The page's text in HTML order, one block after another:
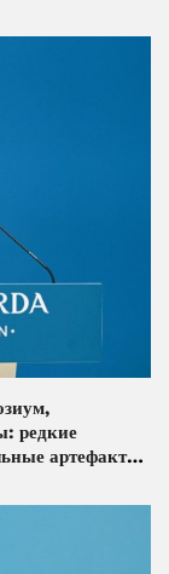
редкие
артефакты